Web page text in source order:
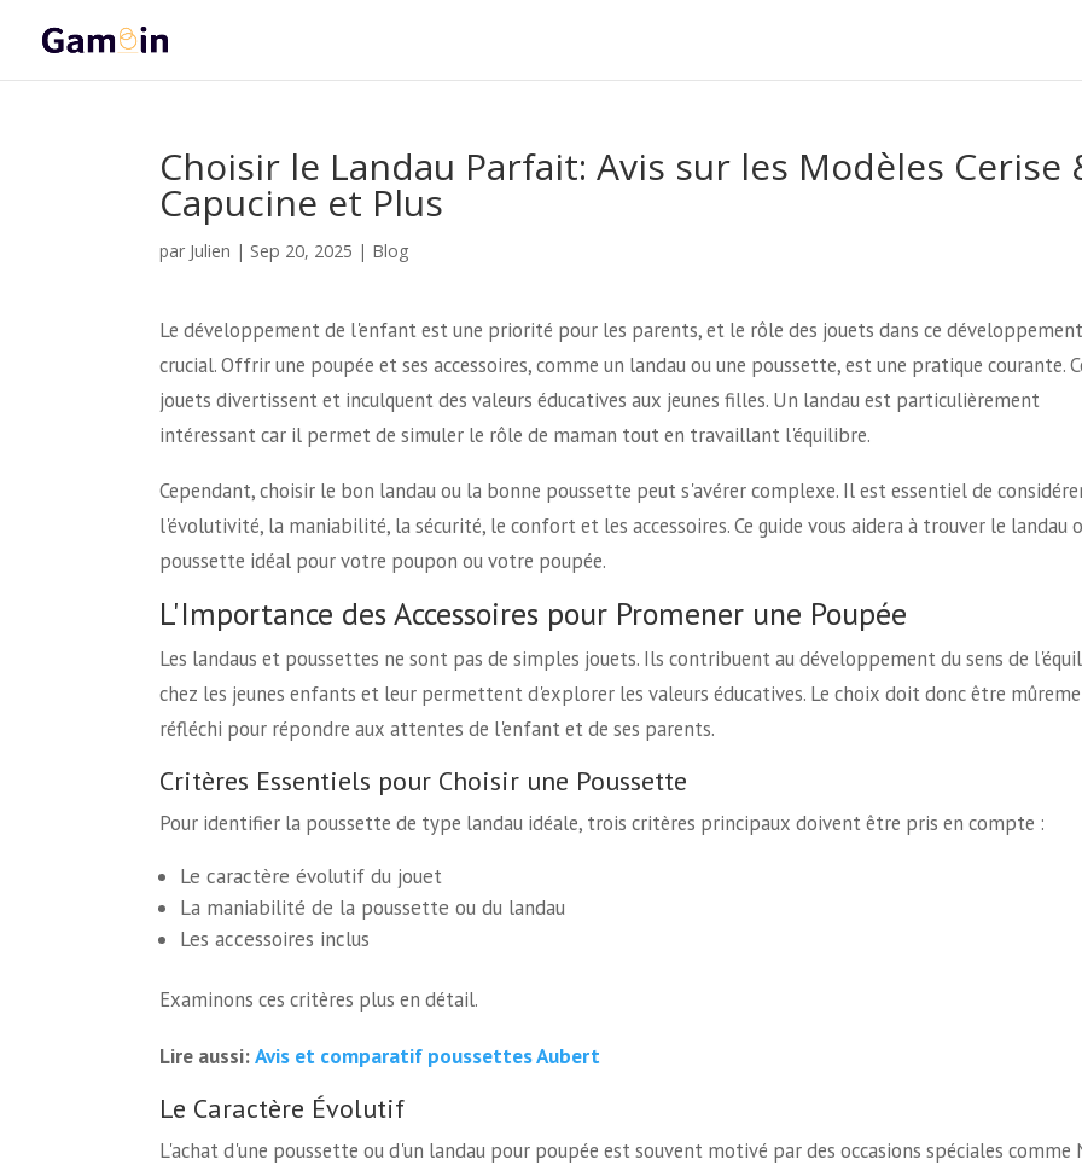
Choisir le Landau Parfait: Avis sur les Modèles Cerise
Capucine et Plus
par Julien | Sep 20, 2025 | Blog
Le développement de l'enfant est une priorité pour les parents, et le rôle des jouets dans ce
crucial. Offrir une poupée et ses accessoires, comme un landau ou une poussette, est une pratique courante.
jouets divertissent et inculquent des valeurs éducatives aux jeunes filles. Un landau est particulièrement
intéressant car il permet de simuler le rôle de maman tout en travaillant l'équilibre.
Cependant, choisir le bon landau ou la bonne poussette peut s'avérer complexe. Il est essentiel de
l'évolutivité, la maniabilité, la sécurité, le confort et les accessoires. Ce guide vous aidera à trouver le landau
poussette idéal pour votre poupon ou votre poupée.
L'Importance des Accessoires pour Promener une Poupée
Les landaus et poussettes ne sont pas de simples jouets. Ils contribuent au développement du sens de
chez les jeunes enfants et leur permettent d'explorer les valeurs éducatives. Le choix doit donc être
réfléchi pour répondre aux attentes de l'enfant et de ses parents.
Critères Essentiels pour Choisir une Poussette
Pour identifier la poussette de type landau idéale, trois critères principaux doivent être pris en compte :
Le caractère évolutif du jouet
La maniabilité de la poussette ou du landau
Les accessoires inclus
Examinons ces critères plus en détail.
Lire aussi:Avis et comparatif poussettes Aubert
Le Caractère Évolutif
L'achat d'une poussette ou d'un landau pour poupée est souvent motivé par des occasions spéciales comme